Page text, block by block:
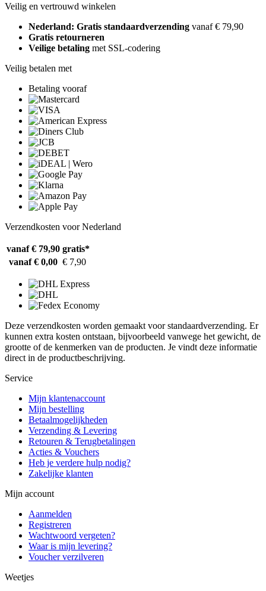
Veilig en vertrouwd winkelen
Nederland: Gratis standaardverzending vanaf € 79,90
Gratis retourneren
Veilige betaling met SSL-codering
Veilig betalen met
Betaling vooraf
Verzendkosten voor Nederland
vanaf € 79,90 gratis*
vanaf € 0,00 € 7,90
Deze verzendkosten worden gemaakt voor standaardverzending. Er
kunnen extra kosten ontstaan, bijvoorbeeld vanwege het gewicht, de
grootte of de kenmerken van de producten. Je vindt deze informatie
direct in de productbeschrijving.
Service
Mijn klantenaccount
Mijn bestelling
Betaalmogelijkheden
Verzending & Levering
Retouren & Terugbetalingen
Acties & Vouchers
Heb je verdere hulp nodig?
Zakelijke klanten
Mijn account
Aanmelden
Registreren
Wachtwoord vergeten?
Waar is mijn levering?
Voucher verzilveren
Weetjes